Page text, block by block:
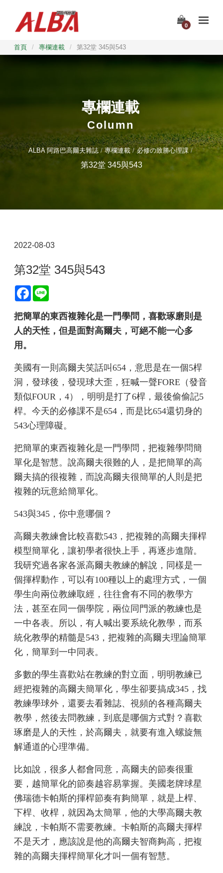
0
首頁 / 專欄連載 / 第32堂 345與543
專欄連載
Column
ALBA 阿路巴高爾夫雜誌 專欄連載 必修の致勝心理課
第32堂 345與543
2022-08-03
第32堂 345與543
Facebook
把簡單的東西複雜化是一門學問，喜歡琢磨則是
人的天性，但是面對高爾夫，可絕不能一心多
用。
美國有一則高爾夫笑話叫654，意思是在一個5桿
洞，發球後，發現球大歪，狂喊一聲FORE（發音
類似FOUR，4），明明是打了6桿，最後偷偷記5
桿。今天的必修課不是654，而是比654還切身的
543心理障礙。
把簡單的東西複雜化是一門學問，把複雜學問簡
單化是智慧。說高爾夫很難的人，是把簡單的高
爾夫搞的很複雜，而說高爾夫很簡單的人則是把
複雜的玩意給簡單化。
543與345，你中意哪個？
高爾夫教練會比較喜歡543，把複雜的高爾夫揮桿
模型簡單化，讓初學者很快上手，再逐步進階。
我研究過各家各派高爾夫教練的解說，同樣是一
個揮桿動作，可以有100種以上的處理方式，一個
學生向兩位教練取經，往往會有不同的教學方
法，甚至在同一個學院，兩位同門派的教練也是
一中各表。所以，有人喊出要系統化教學，而系
統化教學的精髓是543，把複雜的高爾夫理論簡單
化，簡單到一中同表。
多數的學生喜歡站在教練的對立面，明明教練已
經把複雜的高爾夫簡單化，學生卻要搞成345，找
教練學球外，還要去看雜誌、視頻的各種高爾夫
教學，然後去問教練，到底是哪個方式對？喜歡
琢磨是人的天性，於高爾夫，就要有進入螺旋無
解通道的心理準備。
比如說，很多人都會同意，高爾夫的節奏很重
要，越簡單化的節奏越容易掌握。美國老牌球星
佛瑞德卡帕斯的揮桿節奏有夠簡單，就是上桿、
下桿、收桿，就因為太簡單，他的大學高爾夫教
練說，卡帕斯不需要教練。卡帕斯的高爾夫揮桿
不是天才，應該說是他的高爾夫智商夠高，把複
雜的高爾夫揮桿簡單化才叫一個有智慧。